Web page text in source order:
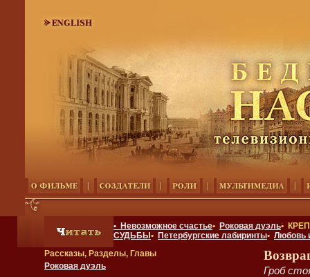
• Невозможное счастье• Роковая дуэль•
СУДЬБЫ • Петербургские лабиринты• Любовь
Рассказы, Разделы, Главы
Роковая дуэль
Гроб